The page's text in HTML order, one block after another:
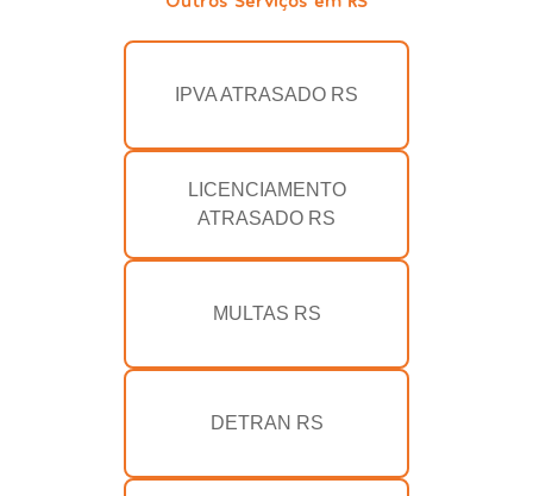
IPVA ATRASADO RS
LICENCIAMENTO
ATRASADO RS
MULTAS RS
DETRAN RS